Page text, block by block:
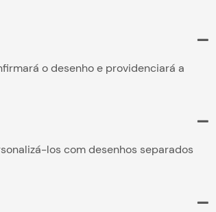
o desenho e providenciará a
los com desenhos separados